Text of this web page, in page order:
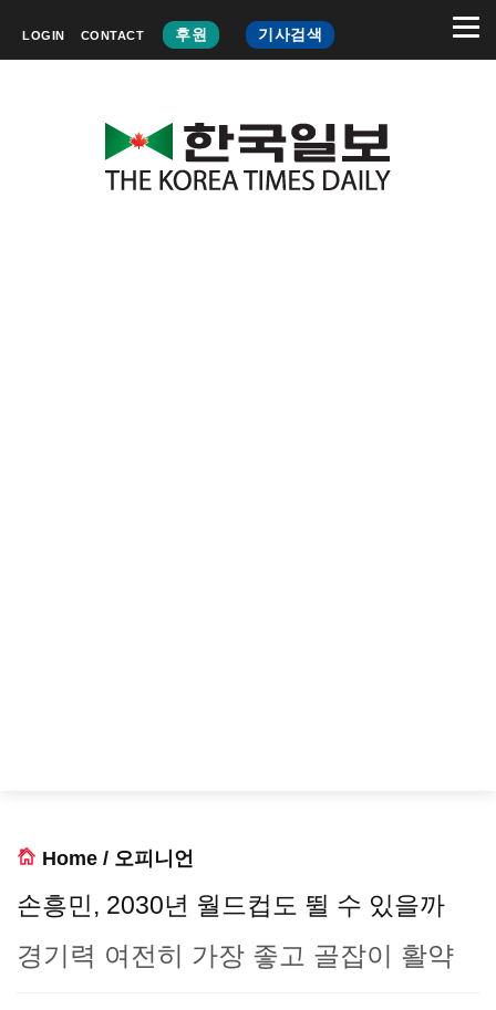
LOGIN CONTACT 후원 기사검색
Home / 오피니언
손흥민, 2030년 월드컵도 뛸 수 있을까
경기력 여전히 가장 좋고 골잡이 활약